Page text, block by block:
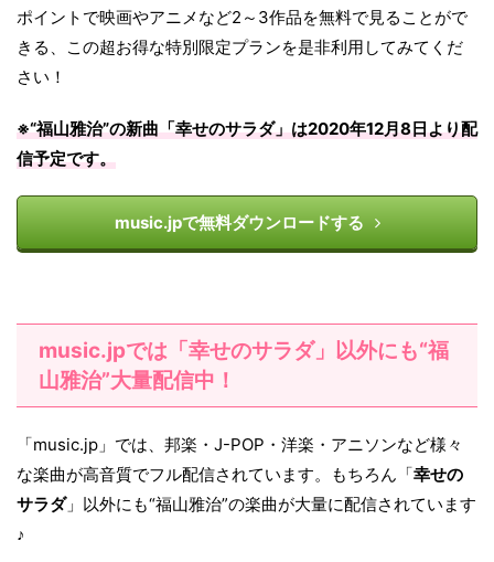
ポイントで映画やアニメなど2～3作品を無料で見ることがで
きる、この超お得な特別限定プランを是非利用してみてくだ
さい！
※“福山雅治”の新曲「幸せのサラダ」は2020年12月8日より配
信予定です。
music.jpで無料ダウンロードする
music.jpでは「幸せのサラダ」以外にも“福
山雅治”大量配信中！
「music.jp」では、邦楽・J-POP・洋楽・アニソンなど様々
な楽曲が高音質でフル配信されています。もちろん「幸せの
サラダ」以外にも“福山雅治”の楽曲が大量に配信されています
♪